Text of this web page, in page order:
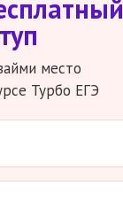
место
Турбо ЕГЭ